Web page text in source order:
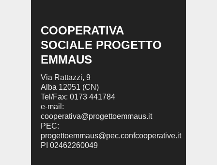
COOPERATIVA
SOCIALE PROGETTO
EMMAUS
Via Rattazzi, 9
Alba 12051 (CN)
Tel/Fax: 0173 441784
e-mail:
cooperativa@progettoemmaus.it
PEC:
progettoemmaus@pec.confcooperative.it
PI 02462260049